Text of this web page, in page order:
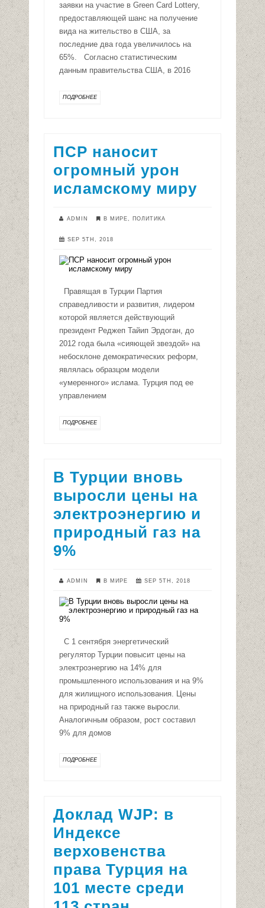
заявки на участие в Green Card Lottery,
предоставляющей шанс на получение
вида на жительство в США, за
последние два года увеличилось на
65%. Согласно статистическим
данным правительства США, в 2016
ПОДРОБНЕЕ
ПСР наносит
огромный урон
исламскому миру
ADMIN В МИРЕ, ПОЛИТИКА
SEP 5TH, 2018
Правящая в Турции Партия
справедливости и развития, лидером
которой является действующий
президент Реджеп Тайип Эрдоган, до
2012 года была «сияющей звездой» на
небосклоне демократических реформ,
являлась образцом модели
«умеренного» ислама. Турция под ее
управлением
ПОДРОБНЕЕ
В Турции вновь
выросли цены на
электроэнергию и
природный газ на
9%
ADMIN В МИРЕ SEP 5TH, 2018
С 1 сентября энергетический
регулятор Турции повысит цены на
электроэнергию на 14% для
промышленного использования и на 9%
для жилищного использования. Цены
на природный газ также выросли.
Аналогичным образом, рост составил
9% для домов
ПОДРОБНЕЕ
Доклад WJP: в
Индексе
верховенства
права Турция на
101 месте среди